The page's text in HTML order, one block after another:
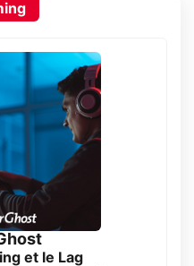
et le Lag